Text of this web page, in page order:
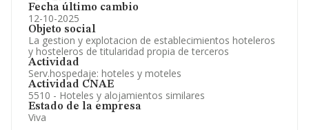
Fecha último cambio
12-10-2025
Objeto social
La gestion y explotacion de establecimientos hoteleros
y hosteleros de titularidad propia de terceros
Actividad
Serv.hospedaje: hoteles y moteles
Actividad CNAE
5510 - Hoteles y alojamientos similares
Estado de la empresa
Viva